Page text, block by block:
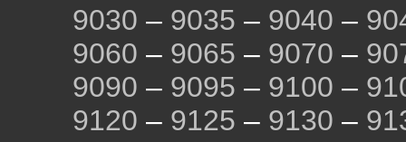
9030 – 9035 – 9040 –
9060 – 9065 – 9070 –
9090 – 9095 – 9100 –
9120 – 9125 – 9130 –